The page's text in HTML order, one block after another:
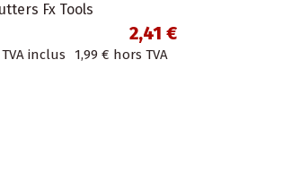
Fx Tools
2,41 €
TVA inclus 1,99 € hors TVA